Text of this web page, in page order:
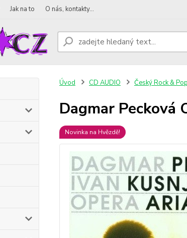
Jak na to O nás, kontakty...
Úvod CD AUDIO Český Rock & Pop
Dagmar Pecková
Novinka na Hvězdě!